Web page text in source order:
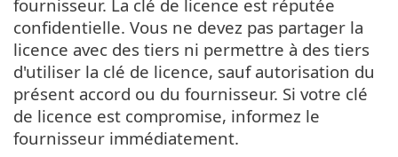
fournisseur. La clé de licence est réputée
confidentielle. Vous ne devez pas partager la
licence avec des tiers ni permettre à des tiers
d'utiliser la clé de licence, sauf autorisation du
présent accord ou du fournisseur. Si votre clé
de licence est compromise, informez le
fournisseur immédiatement.